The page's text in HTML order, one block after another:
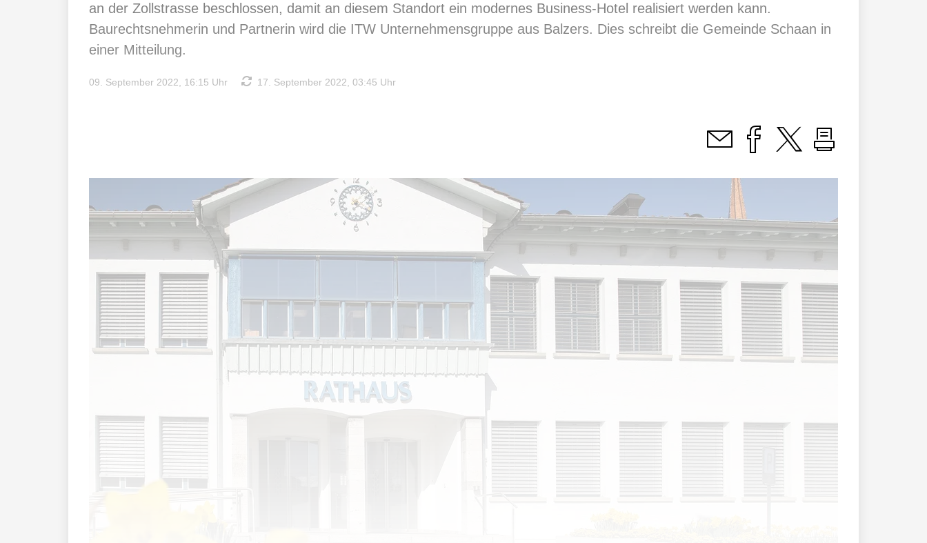
an der Zollstrasse beschlossen, damit an diesem Standort ein modernes Business-Hotel realisiert werden kann.
Baurechtsnehmerin und Partnerin wird die ITW Unternehmensgruppe aus Balzers. Dies schreibt die Gemeinde Schaan in
einer Mitteilung.
09. September 2022, 16:15 Uhr 17. September 2022, 03:45 Uhr